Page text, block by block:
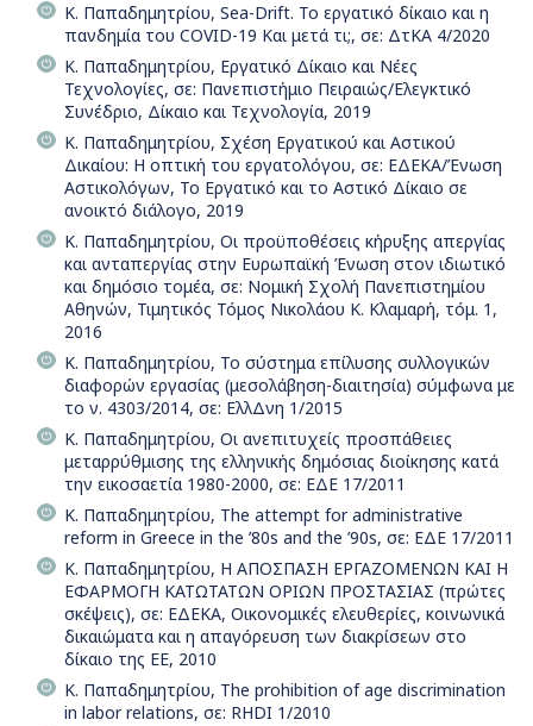
Κ. Παπαδημητρίου, Sea-Drift. Το εργατικό δίκαιο και η
πανδημία του COVID-19 Και μετά τι;, σε: ΔτΚΑ 4/2020
Κ. Παπαδημητρίου, Εργατικό Δίκαιο και Νέες
Τεχνολογίες, σε: Πανεπιστήμιο Πειραιώς/Ελεγκτικό
Συνέδριο, Δίκαιο και Τεχνολογία, 2019
Κ. Παπαδημητρίου, Σχέση Εργατικού και Αστικού
Δικαίου: Η οπτική του εργατολόγου, σε: ΕΔΕΚΑ/Ένωση
Αστικολόγων, Το Εργατικό και το Αστικό Δίκαιο σε
ανοικτό διάλογο, 2019
Κ. Παπαδημητρίου, Οι προϋποθέσεις κήρυξης απεργίας
και ανταπεργίας στην Ευρωπαϊκή Ένωση στον ιδιωτικό
και δημόσιο τομέα, σε: Νομική Σχολή Πανεπιστημίου
Αθηνών, Τιμητικός Τόμος Νικολάου Κ. Κλαμαρή, τόμ. 1,
2016
Κ. Παπαδημητρίου, Το σύστημα επίλυσης συλλογικών
διαφορών εργασίας (μεσολάβηση-διαιτησία) σύμφωνα με
το ν. 4303/2014, σε: ΕλλΔνη 1/2015
Κ. Παπαδημητρίου, Οι ανεπιτυχείς προσπάθειες
μεταρρύθμισης της ελληνικής δημόσιας διοίκησης κατά
την εικοσαετία 1980-2000, σε: ΕΔΕ 17/2011
Κ. Παπαδημητρίου, Τhe attempt for administrative
reform in Greece in the ’80s and the ’90s, σε: ΕΔΕ 17/2011
Κ. Παπαδημητρίου, Η ΑΠΟΣΠΑΣΗ ΕΡΓΑΖΟΜΕΝΩΝ ΚΑΙ Η
ΕΦΑΡΜΟΓΗ ΚΑΤΩΤΑΤΩΝ ΟΡΙΩΝ ΠΡΟΣΤΑΣΙΑΣ (πρώτες
σκέψεις), σε: ΕΔΕΚΑ, Οικονομικές ελευθερίες, κοινωνικά
δικαιώματα και η απαγόρευση των διακρίσεων στο
δίκαιο της ΕΕ, 2010
Κ. Παπαδημητρίου, The prohibition of age discrimination
in labor relations, σε: RHDI 1/2010